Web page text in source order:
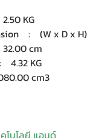
KG
: (W x D x H)
32.00 cm
4.32 KG
cm3
โนโลยี แอนด์